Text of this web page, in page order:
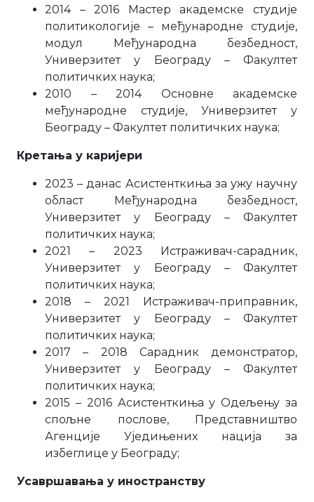
2014 – 2016 Мастер академске студије
политикологије – међународне студије,
модул Међународна безбедност,
Универзитет у Београду – Факултет
политичких наука;
2010 – 2014 Основне академске
међународне студије, Универзитет у
Београду – Факултет политичких наука;
Кретања у каријери
2023 – данас Асистенткиња за ужу научну
област Међународна безбедност,
Универзитет у Београду – Факултет
политичких наука;
2021 – 2023 Истраживач-сарадник,
Универзитет у Београду – Факултет
политичких наука;
2018 – 2021 Истраживач-приправник,
Универзитет у Београду – Факултет
политичких наука;
2017 – 2018 Сарадник демонстратор,
Универзитет у Београду – Факултет
политичких наука;
2015 – 2016 Асистенткиња у Одељењу за
спољне послове, Представништво
Агенције Уједињених нација за
избеглице у Београду;
Усавршавања у иностранству